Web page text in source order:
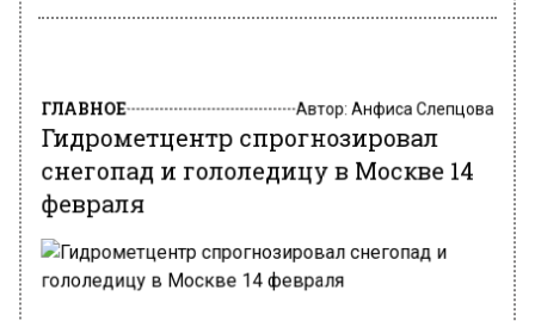
ГЛАВНОЕ Автор: Анфиса Слепцова
Гидрометцентр спрогнозировал
снегопад и гололедицу в Москве 14
февраля